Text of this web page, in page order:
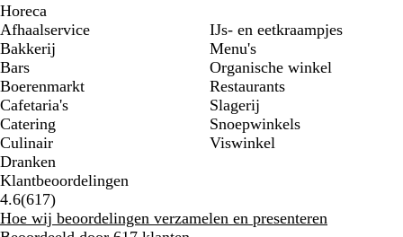
Horeca
Afhaalservice
Bakkerij
Bars
Boerenmarkt
Cafetaria's
Catering
Culinair
Dranken
IJs- en eetkraampjes
Menu's
Organische winkel
Restaurants
Slagerij
Snoepwinkels
Viswinkel
Klantbeoordelingen
4.6(617617
klantbeoordelingen
)
Hoe wij beoordelingen verzamelen en presenteren